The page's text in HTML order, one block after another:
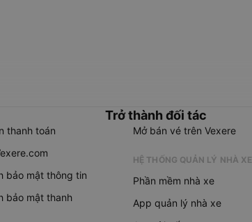
thanh toán
bảo mật thông tin
bảo mật thanh
Trở thành đối tác
Mở bán vé trên Vexere
HỆ THỐNG QUẢN LÝ NHÀ XE
Phần mềm nhà xe
App quản lý nhà xe